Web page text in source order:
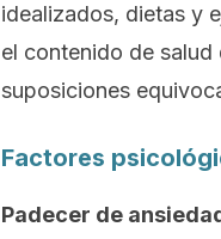
idealizados, dietas y
el contenido de
suposiciones
Factores
Padecer de